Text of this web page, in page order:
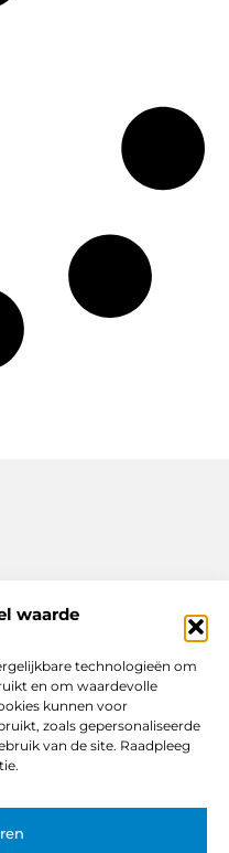
waarde
technologieën om
en om waardevolle
kunnen voor
zoals gepersonaliseerde
van de site. Raadpleeg
verhalen – alles op Cdv-
en artikelen die je dagelijks
tot boeiende inzichten.